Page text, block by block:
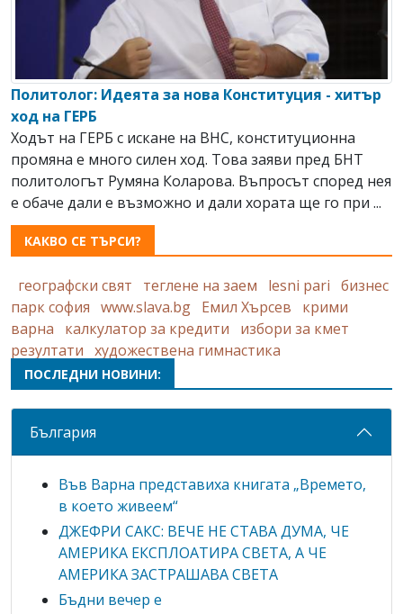
Политолог: Идеята за нова Конституция - хитър
ход на ГЕРБ
Ходът на ГЕРБ с искане на ВНС, конституционна
промяна е много силен ход. Това заяви пред БНТ
политологът Румяна Коларова. Въпросът според нея
е обаче дали е възможно и дали хората ще го при ...
КАКВО СЕ ТЪРСИ?
географски свят теглене на заем lesni pari бизнес
парк софия www.slava.bg Емил Хърсев
крими
варна
калкулатор за кредити
избори за кмет
резултати художествена гимнастика
ПОСЛЕДНИ НОВИНИ:
България
Във Варна представиха книгата „Времето,
в което живеем“
ДЖЕФРИ САКС: ВЕЧЕ НЕ СТАВА ДУМА, ЧЕ
АМЕРИКА ЕКСПЛОАТИРА СВЕТА, А ЧЕ
АМЕРИКА ЗАСТРАШАВА СВЕТА
Бъдни вечер е